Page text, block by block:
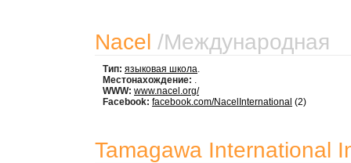
Nacel /Международная
Тип: языковая школа.
Местонахождение: .
WWW: www.nacel.org/
Facebook: facebook.com/NacelInternational (2)
Tamagawa International